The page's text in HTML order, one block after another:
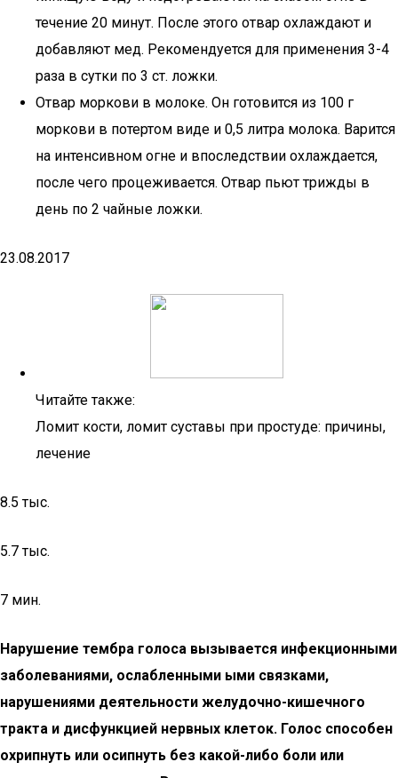
течение 20 минут. После этого отвар охлаждают и
добавляют мед. Рекомендуется для применения 3-4
раза в сутки по 3 ст. ложки.
Отвар моркови в молоке. Он готовится из 100 г
моркови в потертом виде и 0,5 литра молока. Варится
на интенсивном огне и впоследствии охлаждается,
после чего процеживается. Отвар пьют трижды в
день по 2 чайные ложки.
23.08.2017
Читайте также:
Ломит кости, ломит суставы при простуде: причины,
лечение
8.5 тыс.
5.7 тыс.
7 мин.
Нарушение тембра голоса вызывается инфекционными
заболеваниями, ослабленными ыми связками,
нарушениями деятельности желудочно-кишечного
тракта и дисфункцией нервных клеток. Голос способен
охрипнуть или осипнуть без какой-либо боли или